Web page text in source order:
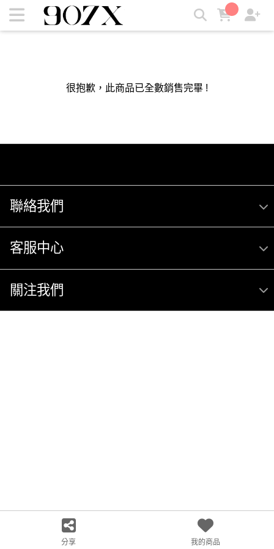
907X | 907X
很抱歉，此商品已全數銷售完畢 !
聯絡我們
客服中心
關注我們
分享 我的商品